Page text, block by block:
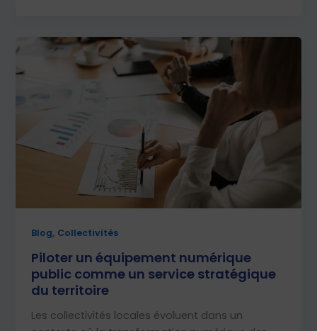
Blog, Collectivités
Piloter un équipement numérique
public comme un service stratégique
du territoire
Les collectivités locales évoluent dans un